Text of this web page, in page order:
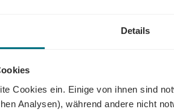
Details
Cookies ein. Einige von ihnen sind
Analysen), während andere nicht